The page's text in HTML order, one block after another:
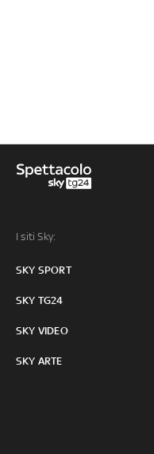
I siti Sky:
SKY SPORT
SKY TG24
SKY VIDEO
SKY ARTE